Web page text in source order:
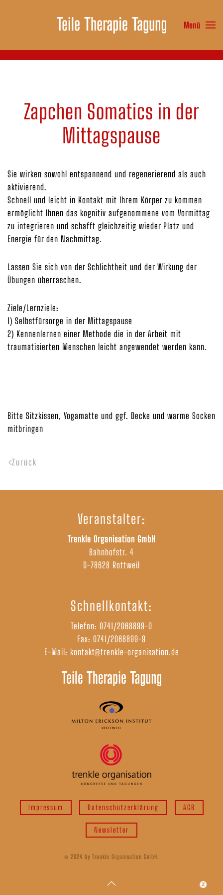
Zum Hauptinhalt springen Menü
Zapchen Somatics in der
Mittagspause
Sie wirken sowohl entspannend und regenerierend als auch
aktivierend.
Schnell und leicht in Kontakt mit Ihrem Körper zu kommen
ermöglicht Ihnen das kognitiv aufgenommene vom Vormittag
zu integrieren und schafft gleichzeitig wieder Platz und
Energie für den Nachmittag.
Lassen Sie sich von der Schlichtheit und der Wirkung der
Übungen überraschen.
Ziele/Lernziele:
1) Selbstfürsorge in der Mittagspause
2) Kennenlernen einer Methode die in der Arbeit mit
traumatisierten Menschen leicht angewendet werden kann.
Bitte Sitzkissen, Yogamatte und ggf. Decke und warme Socken
mitbringen
Zurück
Veranstalter:
Trenkle Organisation GmbH
Bahnhofstr. 4
D-78628 Rottweil
Schnellkontakt:
Telefon: 0741/2068899-0
Fax: 0741/2068899-9
E-Mail: kontakt@trenkle-organisation.de
Impressum Datenschutzerklärung AGB
Newsletter
© 2024 by Trenkle Organisation GmbH.